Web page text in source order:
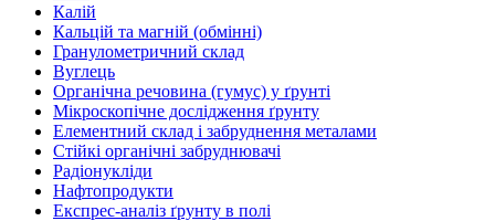
Калій
Кальцій та магній (обмінні)
Гранулометричний склад
Вуглець
Органічна речовина (гумус) у ґрунті
Мікроскопічне дослідження ґрунту
Елементний склад і забруднення металами
Стійкі органічні забруднювачі
Радіонукліди
Нафтопродукти
Експрес-аналіз ґрунту в полі